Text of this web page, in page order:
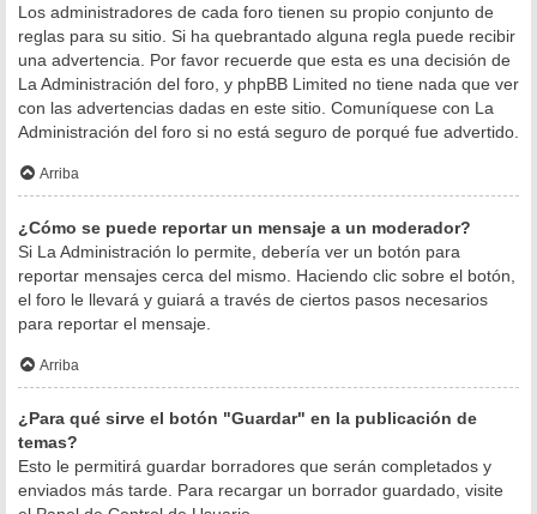
Los administradores de cada foro tienen su propio conjunto de
reglas para su sitio. Si ha quebrantado alguna regla puede recibir
una advertencia. Por favor recuerde que esta es una decisión de
La Administración del foro, y phpBB Limited no tiene nada que ver
con las advertencias dadas en este sitio. Comuníquese con La
Administración del foro si no está seguro de porqué fue advertido.
Arriba
¿Cómo se puede reportar un mensaje a un moderador?
Si La Administración lo permite, debería ver un botón para
reportar mensajes cerca del mismo. Haciendo clic sobre el botón,
el foro le llevará y guiará a través de ciertos pasos necesarios
para reportar el mensaje.
Arriba
¿Para qué sirve el botón "Guardar" en la publicación de
temas?
Esto le permitirá guardar borradores que serán completados y
enviados más tarde. Para recargar un borrador guardado, visite